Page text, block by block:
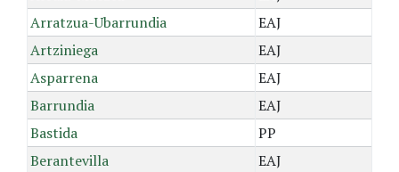
Arratzua-Ubarrundia
EAJ
Artziniega
EAJ
Asparrena
EAJ
Barrundia
EAJ
Bastida
PP
Berantevilla
EAJ